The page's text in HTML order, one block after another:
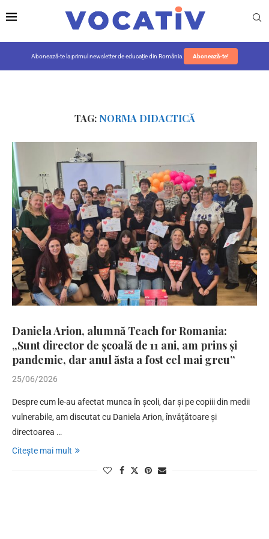
Abonează-te la primul newsletter de educație din România. Abonează-te!
TAG: NORMA DIDACTICĂ
Daniela Arion, alumnă Teach for Romania:
„Sunt director de școală de 11 ani, am prins și
pandemie, dar anul ăsta a fost cel mai greu”
25/06/2026
Despre cum le-au afectat munca în școli, dar și pe copiii din medii
vulnerabile, am discutat cu Daniela Arion, învățătoare și
directoarea …
Citește mai mult